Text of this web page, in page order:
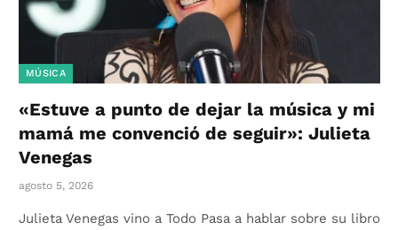
MÚSICA
«Estuve a punto de dejar la música y mi
mamá me convenció de seguir»: Julieta
Venegas
agosto 5, 2026
Julieta Venegas vino a Todo Pasa a hablar sobre su libro